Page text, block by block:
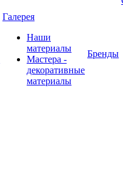
Галерея
Наши
материалы
Мастера -
декоративные
материалы
Бренды